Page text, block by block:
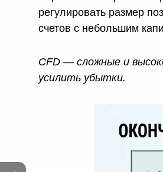
регулировать размер
счетов с небольшим
CFD — сложные и
усилить убытки.